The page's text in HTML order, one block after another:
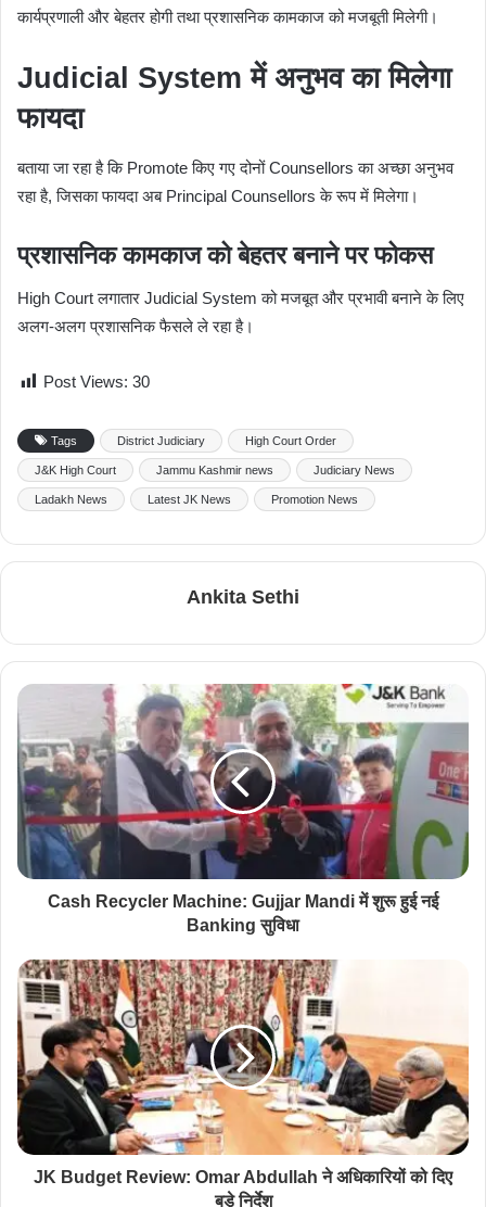
कार्यप्रणाली और बेहतर होगी तथा प्रशासनिक कामकाज को मजबूती मिलेगी।
Judicial System में अनुभव का मिलेगा
फायदा
बताया जा रहा है कि Promote किए गए दोनों Counsellors का अच्छा अनुभव
रहा है, जिसका फायदा अब Principal Counsellors के रूप में मिलेगा।
प्रशासनिक कामकाज को बेहतर बनाने पर फोकस
High Court लगातार Judicial System को मजबूत और प्रभावी बनाने के लिए
अलग-अलग प्रशासनिक फैसले ले रहा है।
Post Views: 30
Tags District Judiciary High Court Order
J&K High Court Jammu Kashmir news Judiciary News
Ladakh News Latest JK News Promotion News
Ankita Sethi
Cash Recycler Machine: Gujjar Mandi में शुरू हुई नई
Banking सुविधा
JK Budget Review: Omar Abdullah ने अधिकारियों को दिए
बड़े निर्देश